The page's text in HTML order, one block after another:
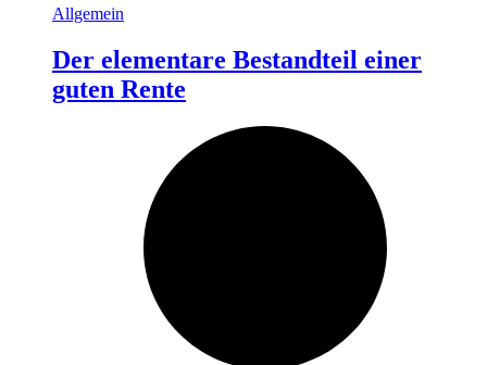
Allgemein
Der elementare Bestandteil einer
guten Rente